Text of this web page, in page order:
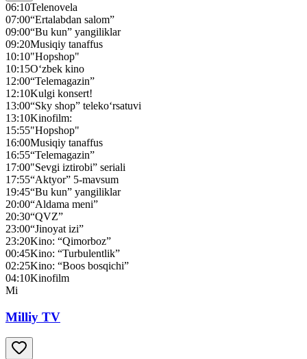
06:10Telenovela
07:00“Ertalabdan salom”
09:00“Bu kun” yangiliklar
09:20Musiqiy tanaffus
10:10"Hopshop"
10:15O‘zbek kino
12:00“Telemagazin”
12:10Kulgi konsert!
13:00“Sky shop” teleko‘rsatuvi
13:10Kinofilm:
15:55"Hopshop"
16:00Musiqiy tanaffus
16:55“Telemagazin”
17:00"Sevgi iztirobi” seriali
17:55“Aktyor” 5-mavsum
19:45“Bu kun” yangiliklar
20:00“Aldama meni”
20:30“QVZ”
23:00“Jinoyat izi”
23:20Kino: “Qimorboz”
00:45Kino: “Turbulentlik”
02:25Kino: “Boos bosqichi”
04:10Kinofilm
Mi
Milliy TV